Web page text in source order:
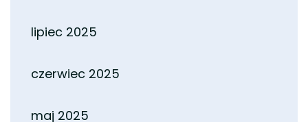
lipiec 2025
czerwiec 2025
maj 2025